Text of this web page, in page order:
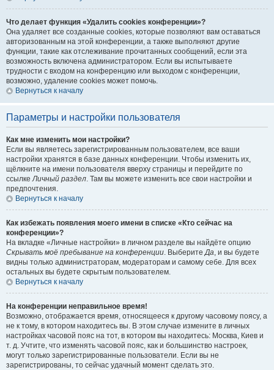
Что делает функция «Удалить cookies конференции»?
Она удаляет все созданные cookies, которые позволяют вам оставаться
авторизованным на этой конференции, а также выполняют другие
функции, такие как отслеживание прочитанных сообщений, если эта
возможность включена администратором. Если вы испытываете
трудности с входом на конференцию или выходом с конференции,
возможно, удаление cookies может помочь.
Вернуться к началу
Параметры и настройки пользователя
Как мне изменить мои настройки?
Если вы являетесь зарегистрированным пользователем, все ваши
настройки хранятся в базе данных конференции. Чтобы изменить их,
щёлкните на имени пользователя вверху страницы и перейдите по
ссылкеЛичный раздел. Там вы можете изменить все свои настройки и
предпочтения.
Вернуться к началу
Как избежать появления моего имени в списке «Кто сейчас на
конференции»?
На вкладке «Личные настройки» в личном разделе вы найдёте опцию
Скрывать моё пребывание на конференции. ВыберитеДа, и вы будете
видны только администраторам, модераторам и самому себе. Для всех
остальных вы будете скрытым пользователем.
Вернуться к началу
На конференции неправильное время!
Возможно, отображается время, относящееся к другому часовому поясу, а
не к тому, в котором находитесь вы. В этом случае измените в личных
настройках часовой пояс на тот, в котором вы находитесь: Москва, Киев и
т. д. Учтите, что изменять часовой пояс, как и большинство настроек,
могут только зарегистрированные пользователи. Если вы не
зарегистрированы, то сейчас удачный момент сделать это.